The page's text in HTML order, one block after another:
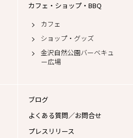
カフェ・ショップ・BBQ
カフェ
ショップ・グッズ
金沢自然公園バーベキュ
ー広場
ブログ
よくある質問／お問合せ
プレスリリース